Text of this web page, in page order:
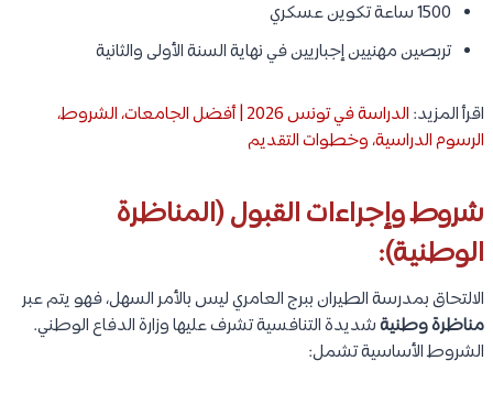
1500 ساعة تكوين عسكري
تربصين مهنيين إجباريين في نهاية السنة الأولى والثانية
اقرأ المزيد:
الدراسة في تونس 2026 | أفضل الجامعات، الشروط،
الرسوم الدراسية، وخطوات التقديم
شروط وإجراءات القبول (المناظرة
الوطنية):
الالتحاق بمدرسة الطيران ببرج العامري ليس بالأمر السهل، فهو يتم عبر
مناظرة وطنيةشديدة التنافسية تشرف عليها وزارة الدفاع الوطني.
الشروط الأساسية تشمل: